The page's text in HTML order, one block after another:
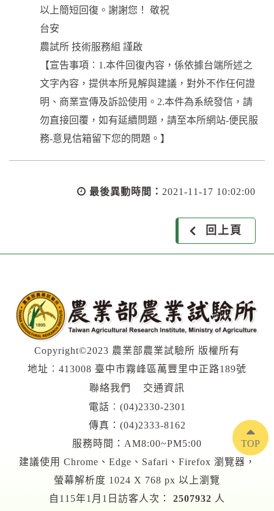
以上簡短回復。謝謝您！ 敬祝
台安
農試所 技術服務組 謹啟
【宣告事項︰1.本件回復內容，係依據台端所述之
文字內容，提供本所見解與建議，對外不作任何證
明、商業宣傳及訴訟使用。2.本件為系統發信，請
勿直接回覆，如有延續問題，請至本所網站-便民服
務-意見信箱留下您的問題。】
最後異動時間： 2021-11-17 10:02:00
回上頁
Copyright©2023 農業部農業試驗所 版權所有
地址︰413008 臺中市霧峰區萬豐里中正路189號
聯絡我們
交通資訊
電話︰ (04)2330-2301
傳真：(04)2333-8162
服務時間：AM8:00~PM5:00
建議使用 Chrome、Edge、Safari、Firefox 瀏覽器，
螢幕解析度 1024 X 768 px 以上瀏覽
自115年1月1日訪客人次：
2507932 人
TOP